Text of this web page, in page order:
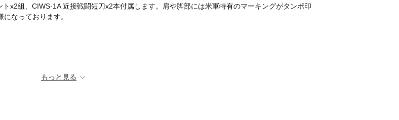
x2組、CIWS-1A 近接戦闘短刀x2本付属します。肩や脚部には米軍特有のマーキングがタンポ印
なっております。